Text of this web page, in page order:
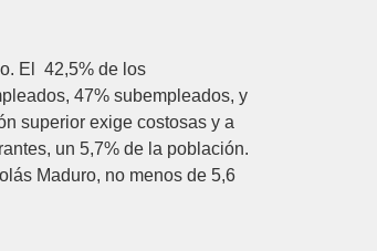
El 42,5% de los
47% subempleados, y
superior exige costosas y a
un 5,7% de la población.
Maduro, no menos de 5,6